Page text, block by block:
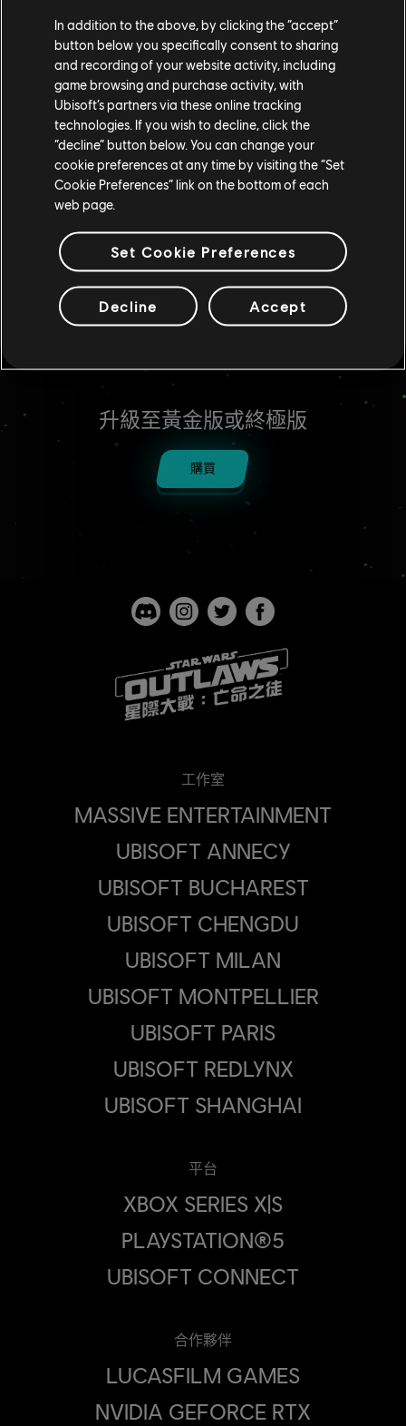
觀看發行預告片
觀看預告片
升級至黃金版或終極版
購買
工作室
MASSIVE ENTERTAINMENT
UBISOFT ANNECY
UBISOFT BUCHAREST
UBISOFT CHENGDU
UBISOFT MILAN
UBISOFT MONTPELLIER
UBISOFT PARIS
UBISOFT REDLYNX
UBISOFT SHANGHAI
平台
XBOX SERIES X|S
PLAYSTATION®5
UBISOFT CONNECT
合作夥伴
LUCASFILM GAMES
NVIDIA GEFORCE RTX
In addition to the above, by clicking the “accept”
button below you specifically consent to sharing
and recording of your website activity, including
game browsing and purchase activity, with
Ubisoft’s partners via these online tracking
technologies. If you wish to decline, click the
“decline” button below. You can change your
cookie preferences at any time by visiting the “Set
Cookie Preferences” link on the bottom of each
web page.
Set Cookie Preferences
Decline Accept